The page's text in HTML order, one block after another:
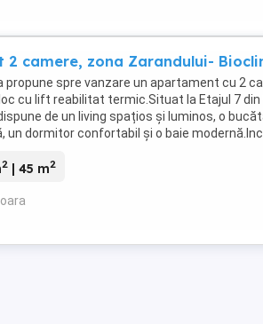
2 camere, zona Zarandului-
propune spre vanzare un apartament cu 2
cu lift reabilitat termic.Situat la Etajul 7 din
de un living spațios și luminos, o
un dormitor confortabil și o baie
2 | 45 m2